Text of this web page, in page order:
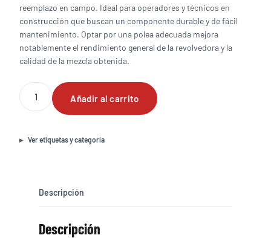
reemplazo en campo. Ideal para operadores y técnicos en
construcción que buscan un componente durable y de fácil
mantenimiento. Optar por una polea adecuada mejora
notablemente el rendimiento general de la revolvedora y la
calidad de la mezcla obtenida.
Polea
de
revolvedora
3/4"
Añadir al carrito
Ver etiquetas y categoría
Descripción
Descripción